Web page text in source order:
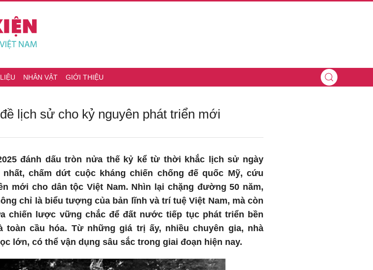
NHÂN VẬT GIỚI THIỆU
lịch sử cho kỷ nguyên phát triển mới
2025 đánh dấu tròn nửa thế kỷ kể từ thời khắc lịch sử ngày
chấm dứt cuộc kháng chiến chống đế quốc Mỹ, cứu
mới cho dân tộc Việt Nam. Nhìn lại chặng đường 50 năm,
chỉ là biểu tượng của bản lĩnh và trí tuệ Việt Nam, mà còn
chiến lược vững chắc để đất nước tiếp tục phát triển bền
cầu hóa. Từ những giá trị ấy, nhiều chuyên gia, nhà
lớn, có thể vận dụng sâu sắc trong giai đoạn hiện nay.